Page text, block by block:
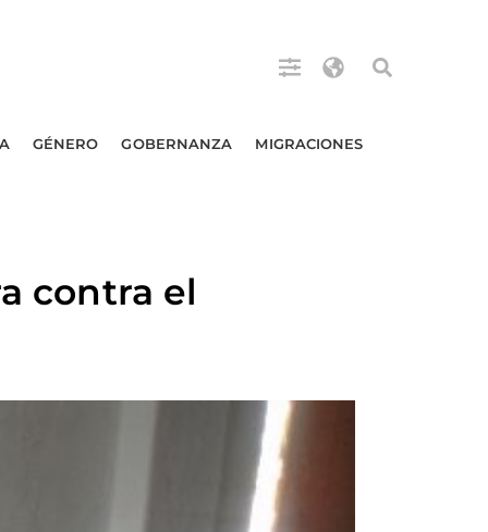
GÉNERO GOBERNANZA MIGRACIONES
contra el